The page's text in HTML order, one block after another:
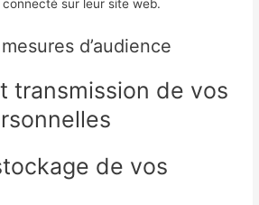
connecté sur leur site web.
d’audience
transmission de vos
de vos